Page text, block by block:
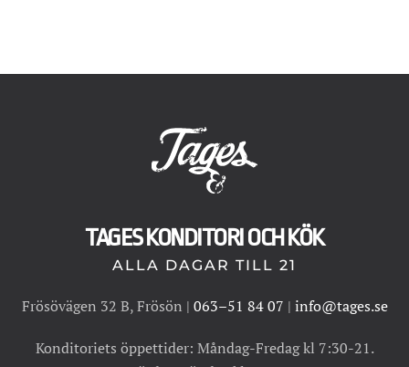
TAGES KONDITORI OCH KÖK
ALLA DAGAR TILL 21
Frösövägen 32 B, Frösön | 063–51 84 07 | info@tages.se
Konditoriets öppettider: Måndag-Fredag kl 7:30-21.